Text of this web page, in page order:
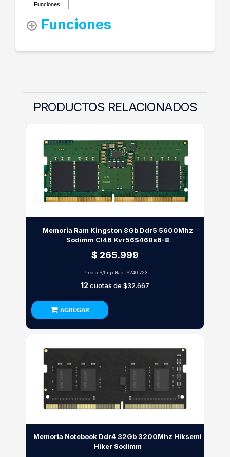
Funciones
PRODUCTOS RELACIONADOS
Memoria Ram Kingston 8Gb Ddr5 5600Mhz
Sodimm Cl46 Kvr56S46Bs6-8
$ 265.999
Precio S/Imp.Nac. $240.723
12cuotas de $32.667
AGREGAR
Memoria Notebook Ddr4 32Gb 3200Mhz Hiksemi
Hiker Sodimm